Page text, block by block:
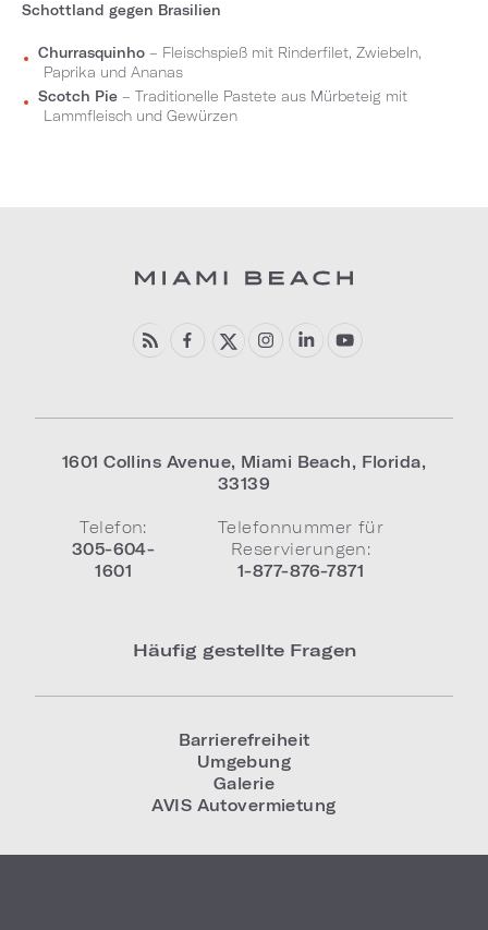
Schottland gegen Brasilien
Churrasquinho – Fleischspieß mit Rinderfilet, Zwiebeln,
Paprika und Ananas
Scotch Pie – Traditionelle Pastete aus Mürbeteig mit
Lammfleisch und Gewürzen
1601 Collins Avenue, Miami Beach, Florida,
33139
Telefon:
305-604-
1601
Telefonnummer für
Reservierungen:
1-877-876-7871
Häufig gestellte Fragen
Barrierefreiheit
Umgebung
Galerie
AVIS Autovermietung